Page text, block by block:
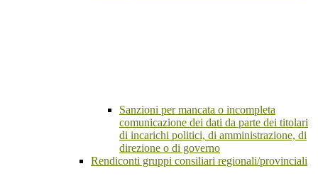
Sanzioni per mancata o incompleta
comunicazione dei dati da parte dei titolari
di incarichi politici, di amministrazione, di
direzione o di governo
Rendiconti gruppi consiliari regionali/provinciali